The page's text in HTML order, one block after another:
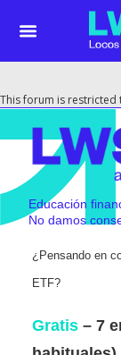
This forum is restricted
Educación
No damos
¿Pensando en
ETF?
Gratis – 7